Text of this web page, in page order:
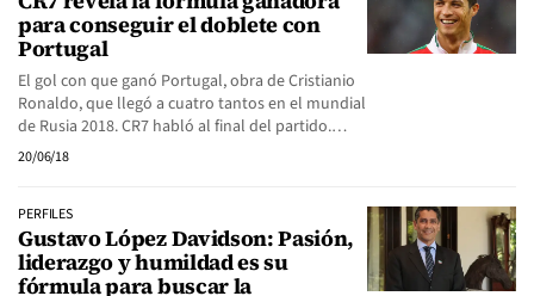
para conseguir el doblete con
Portugal
El gol con que ganó Portugal, obra de Cristianio
Ronaldo, que llegó a cuatro tantos en el mundial
de Rusia 2018. CR7 habló al final del partido.…
20/06/18
PERFILES
Gustavo López Davidson: Pasión,
liderazgo y humildad es su
fórmula para buscar la